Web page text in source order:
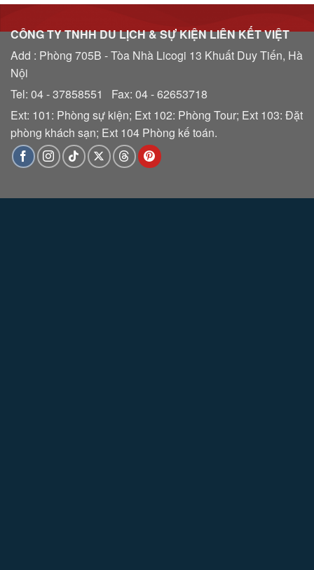
CÔNG TY TNHH DU LỊCH & SỰ KIỆN LIÊN KẾT VIỆT
Add : Phòng 705B - Tòa Nhà Licogi 13 Khuất Duy Tiến, Hà
Nội
Tel: 04 - 37858551 Fax: 04 - 62653718
Ext: 101: Phòng sự kiện; Ext 102: Phòng Tour; Ext 103: Đặt
phòng khách sạn; Ext 104 Phòng kế toán.